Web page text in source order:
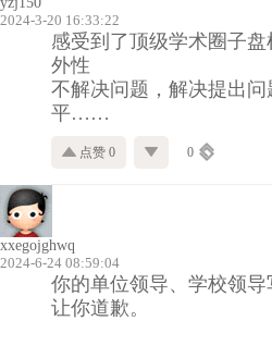
2024-3-20 16:33:22
感受到了顶级学术圈子
外性
不解决问题，解决提出
平……
点赞 0 0
xxegojghwq
2024-6-24 08:59:04
你的单位领导、学校领
让你道歉。